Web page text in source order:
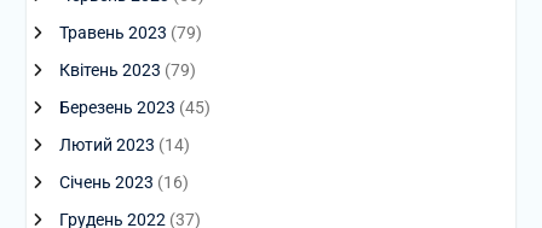
Травень 2023 (79)
Квітень 2023 (79)
Березень 2023 (45)
Лютий 2023 (14)
Січень 2023 (16)
Грудень 2022 (37)